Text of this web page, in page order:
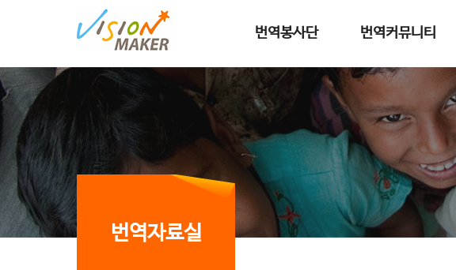
메인메뉴 건너뛰고 본문으로 이동
번역봉사단 번역커뮤니티
번역자료실